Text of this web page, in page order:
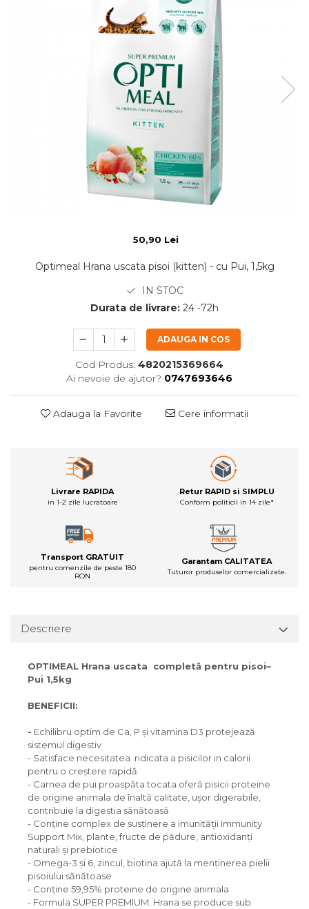
50,90 Lei
Optimeal Hrana uscata pisoi (kitten) - cu Pui, 1,5kg
IN STOC
Durata de livrare: 24 -72h
ADAUGA IN COS
Cod Produs: 4820215369664
Ai nevoie de ajutor? 0747693646
Adauga la Favorite Cere informatii
Livrare RAPIDA
in 1-2 zile lucratoare
Retur RAPID si SIMPLU
Conform politicii in 14 zile*
Transport GRATUIT
pentru comenzile de peste 180
RON
Garantam CALITATEA
Tuturor produselor comercializate.
Descriere
OPTIMEAL Hrana uscata completă pentru pisoi–
Pui 1,5kg
BENEFICII:
- Echilibru optim de Ca, P și vitamina D3 protejează
sistemul digestiv
- Satisface necesitatea ridicata a pisicilor in calorii
pentru o creștere rapidă
- Carnea de pui proaspăta tocata oferă pisicii proteine
de origine ​​animala de înaltă calitate, ușor digerabile,
contribuie la digestia sănătoasă
- Conține complex de susținere a imunității Immunity
Support Mix, plante, fructe de pădure, antioxidanți
naturali și prebiotice
- Omega-3 și 6, zincul, biotina ajută la menținerea pielii
pisoiului sănătoase
- Conține 59,95% proteine de origine ​​animala
- Formula SUPER PREMIUM. Hrana se produce sub